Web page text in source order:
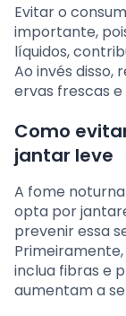
Evitar o
importante,
líquidos,
Ao invés disso,
ervas frescas e
Como
jantar leve
A fome
opta por
prevenir essa
inclua fibras e
aumentam a